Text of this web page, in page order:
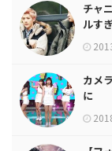
チャ
ルす
カメ
に